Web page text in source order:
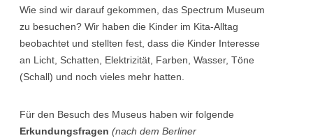
Wie sind wir darauf gekommen, das Spectrum Museum
zu besuchen? Wir haben die Kinder im Kita-Alltag
beobachtet und stellten fest, dass die Kinder Interesse
an Licht, Schatten, Elektrizität, Farben, Wasser, Töne
(Schall) und noch vieles mehr hatten.
Für den Besuch des Museus haben wir folgende
Erkundungsfragen(nach dem Berliner